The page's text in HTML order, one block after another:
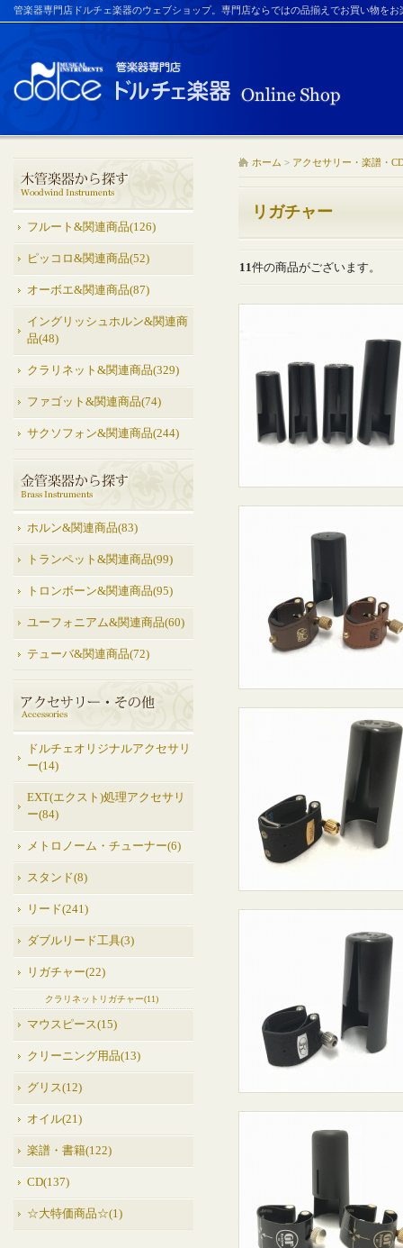
管楽器専門店ドルチェ楽器のウェブショップ。専門店ならではの品揃えでお買い物を
フルート&関連商品(126)
ピッコロ&関連商品(52)
オーボエ&関連商品(87)
イングリッシュホルン&関連商
品(48)
クラリネット&関連商品(329)
ファゴット&関連商品(74)
サクソフォン&関連商品(244)
ホルン&関連商品(83)
トランペット&関連商品(99)
トロンボーン&関連商品(95)
ユーフォニアム&関連商品(60)
テューバ&関連商品(72)
ドルチェオリジナルアクセサリ
ー(14)
EXT(エクスト)処理アクセサリ
ー(84)
メトロノーム・チューナー(6)
スタンド(8)
リード(241)
ダブルリード工具(3)
リガチャー(22)
クラリネットリガチャー(11)
マウスピース(15)
クリーニング用品(13)
グリス(12)
オイル(21)
楽譜・書籍(122)
CD(137)
☆大特価商品☆(1)
ホーム > アクセサリー・楽譜・
リガチャー
11件の商品がございます。